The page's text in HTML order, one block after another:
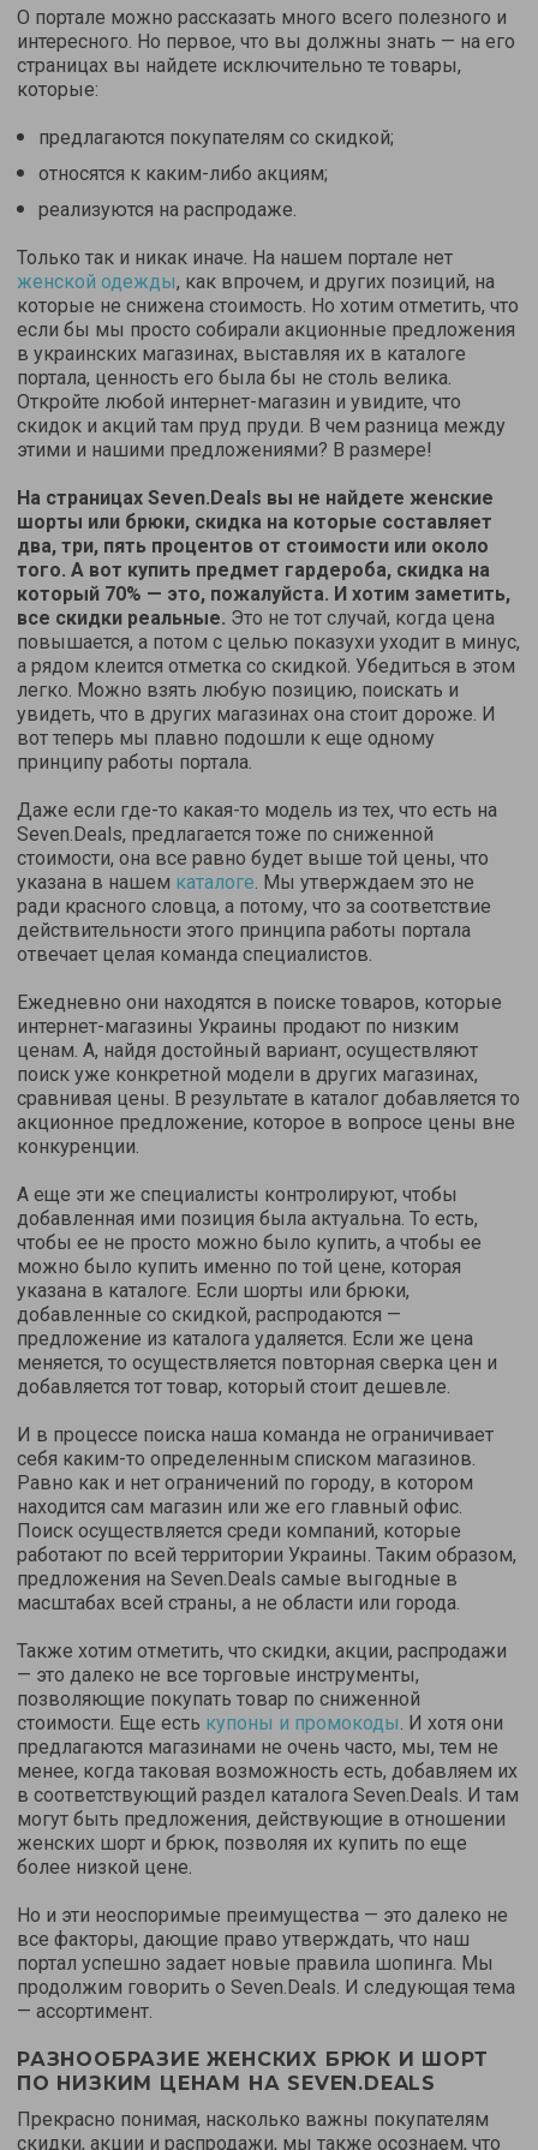
О портале можно рассказать много всего полезного и
интересного. Но первое, что вы должны знать — на его
страницах вы найдете исключительно те товары,
которые:
предлагаются покупателям со скидкой;
относятся к каким-либо акциям;
реализуются на распродаже.
Только так и никак иначе. На нашем портале нет
женской одежды, как впрочем, и других позиций, на
которые не снижена стоимость. Но хотим отметить, что
если бы мы просто собирали акционные предложения
в украинских магазинах, выставляя их в каталоге
портала, ценность его была бы не столь велика.
Откройте любой интернет-магазин и увидите, что
скидок и акций там пруд пруди. В чем разница между
этими и нашими предложениями? В размере!
На страницах Seven.Deals вы не найдете женские
шорты или брюки, скидка на которые составляет
два, три, пять процентов от стоимости или около
того. А вот купить предмет гардероба, скидка на
который 70% — это, пожалуйста. И хотим заметить,
все скидки реальные. Это не тот случай, когда цена
повышается, а потом с целью показухи уходит в минус,
а рядом клеится отметка со скидкой. Убедиться в этом
легко. Можно взять любую позицию, поискать и
увидеть, что в других магазинах она стоит дороже. И
вот теперь мы плавно подошли к еще одному
принципу работы портала.
Даже если где-то какая-то модель из тех, что есть на
Seven.Deals, предлагается тоже по сниженной
стоимости, она все равно будет выше той цены, что
указана в нашем каталоге. Мы утверждаем это не
ради красного словца, а потому, что за соответствие
действительности этого принципа работы портала
отвечает целая команда специалистов.
Ежедневно они находятся в поиске товаров, которые
интернет-магазины Украины продают по низким
ценам. А, найдя достойный вариант, осуществляют
поиск уже конкретной модели в других магазинах,
сравнивая цены. В результате в каталог добавляется то
акционное предложение, которое в вопросе цены вне
конкуренции.
А еще эти же специалисты контролируют, чтобы
добавленная ими позиция была актуальна. То есть,
чтобы ее не просто можно было купить, а чтобы ее
можно было купить именно по той цене, которая
указана в каталоге. Если шорты или брюки,
добавленные со скидкой, распродаются —
предложение из каталога удаляется. Если же цена
меняется, то осуществляется повторная сверка цен и
добавляется тот товар, который стоит дешевле.
И в процессе поиска наша команда не ограничивает
себя каким-то определенным списком магазинов.
Равно как и нет ограничений по городу, в котором
находится сам магазин или же его главный офис.
Поиск осуществляется среди компаний, которые
работают по всей территории Украины. Таким образом,
предложения на Seven.Deals самые выгодные в
масштабах всей страны, а не области или города.
Также хотим отметить, что скидки, акции, распродажи
— это далеко не все торговые инструменты,
позволяющие покупать товар по сниженной
стоимости. Еще есть купоны и промокоды. И хотя они
предлагаются магазинами не очень часто, мы, тем не
менее, когда таковая возможность есть, добавляем их
в соответствующий раздел каталога Seven.Deals. И там
могут быть предложения, действующие в отношении
женских шорт и брюк, позволяя их купить по еще
более низкой цене.
Но и эти неоспоримые преимущества — это далеко не
все факторы, дающие право утверждать, что наш
портал успешно задает новые правила шопинга. Мы
продолжим говорить о Seven.Deals. И следующая тема
— ассортимент.
РАЗНООБРАЗИЕ ЖЕНСКИХ БРЮК И ШОРТ
ПО НИЗКИМ ЦЕНАМ НА SEVEN.DEALS
Прекрасно понимая, насколько важны покупателям
скидки, акции и распродажи, мы также осознаем, что